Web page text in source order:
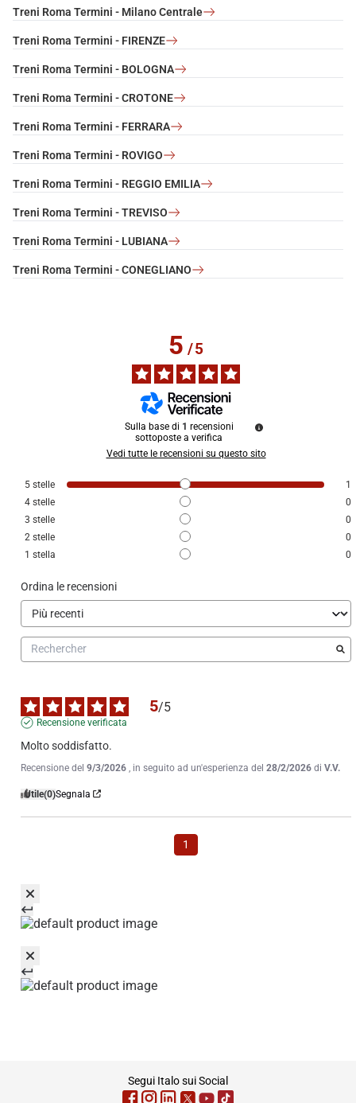
Treni Roma Termini - Milano Centrale
Treni Roma Termini - FIRENZE
Treni Roma Termini - BOLOGNA
Treni Roma Termini - CROTONE
Treni Roma Termini - FERRARA
Treni Roma Termini - ROVIGO
Treni Roma Termini - REGGIO EMILIA
Treni Roma Termini - TREVISO
Treni Roma Termini - LUBIANA
Treni Roma Termini - CONEGLIANO
5/5
Sulla base di 1 recensioni
sottoposte a verifica
Vedi tutte le recensioni su questo sito
5 stelle
1
4 stelle
0
3 stelle
0
2 stelle
0
1 stella 0
Ordina le recensioni
5/5
Recensione verificata
Molto soddisfatto.
Recensione del 9/3/2026 , in seguito ad un'esperienza del 28/2/2026 di V.V.
Utile(0)Segnala
1
Segui Italo sui Social